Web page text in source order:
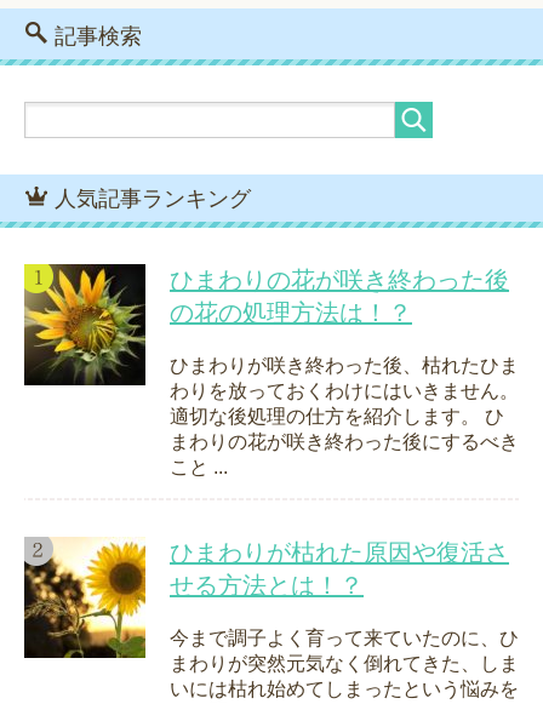
記事検索
人気記事ランキング
ひまわりの花が咲き終わった後
の花の処理方法は！？
ひまわりが咲き終わった後、枯れたひま
わりを放っておくわけにはいきません。
適切な後処理の仕方を紹介します。 ひ
まわりの花が咲き終わった後にするべき
こと ...
ひまわりが枯れた原因や復活さ
せる方法とは！？
今まで調子よく育って来ていたのに、ひ
まわりが突然元気なく倒れてきた、しま
いには枯れ始めてしまったという悩みを